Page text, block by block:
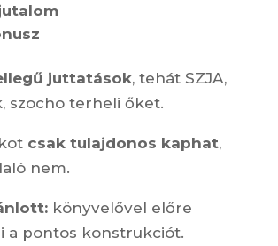
juttatások, tehát SZJA,
szocho terheli őket.
csak tulajdonos kaphat,
nem.
könyvelővel előre
a pontos konstrukciót.